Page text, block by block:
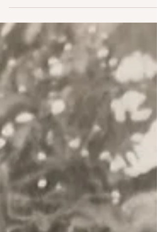
loisirs et à la modernité. A Sotteville,
Cependant, il était toujours attiré par la
musique et le théâtre. Le soir, il multiplia
donc les activités culturelles. Un de ses
loisirs lui permit de faire la connaissance
sa future épouse, Suzanne CARTON.
Suzanne appartenait à une famille en
avance sur son temps. Dans cet épisode,
nous allons suivre la famille des
GUILLEMIN-CARTON dans l' «